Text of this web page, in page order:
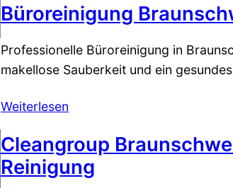
Büroreinigung
Professionelle Büroreinigung in
makellose Sauberkeit und ein
Weiterlesen
Cleangroup
Reinigung